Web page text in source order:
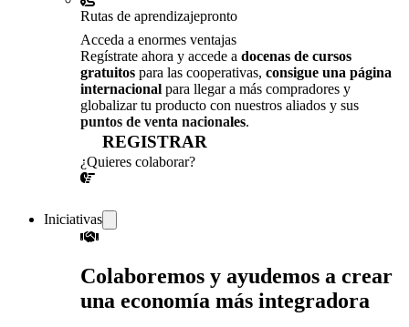
Rutas de aprendizajepronto
Acceda a enormes ventajas
Regístrate ahora y accede a docenas de cursos
gratuitos para las cooperativas, consigue una página
internacional para llegar a más compradores y
globalizar tu producto con nuestros aliados y sus
puntos de venta nacionales.
REGISTRAR
¿Quieres colaborar?
Iniciativas
Colaboremos y ayudemos a crear
una economía más integradora